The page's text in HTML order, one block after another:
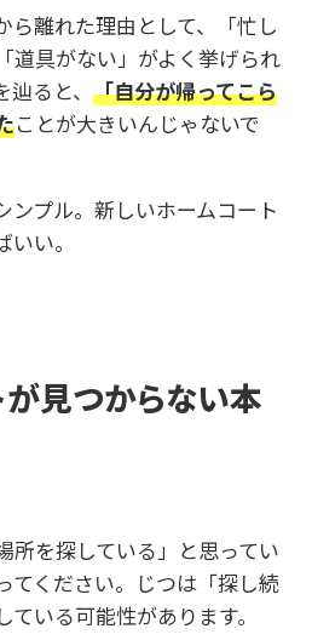
ら離れた理由として、「忙し
道具がない」がよく挙げられ
ると、 「自分が帰ってこら
ことが大きいんじゃないで
ンプル。新しいホームコート
い。
見つからない本
所を探している」と思ってい
てください。じつは「探し続
いる可能性があります。